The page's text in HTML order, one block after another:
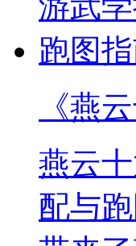
《燕
燕云
配与